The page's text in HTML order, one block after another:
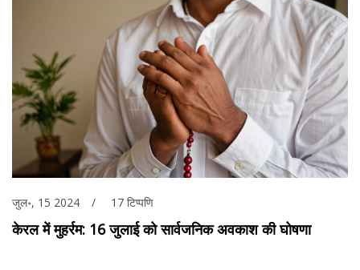
जुल॰, 15 2024 17 टिप्पणि
केरल में मुहर्रम: 16 जुलाई को सार्वजनिक अवकाश की घोषणा